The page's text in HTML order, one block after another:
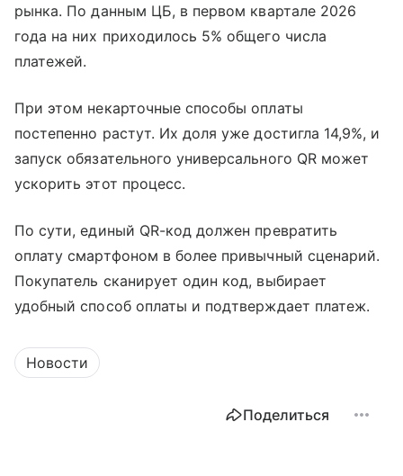
рынка. По данным ЦБ, в первом квартале 2026
года на них приходилось 5% общего числа
платежей.
При этом некарточные способы оплаты
постепенно растут. Их доля уже достигла 14,9%, и
запуск обязательного универсального QR может
ускорить этот процесс.
По сути, единый QR-код должен превратить
оплату смартфоном в более привычный сценарий.
Покупатель сканирует один код, выбирает
удобный способ оплаты и подтверждает платеж.
Новости
Поделиться